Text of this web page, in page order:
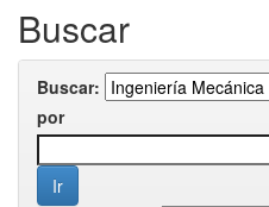
Buscar
Buscar:
por